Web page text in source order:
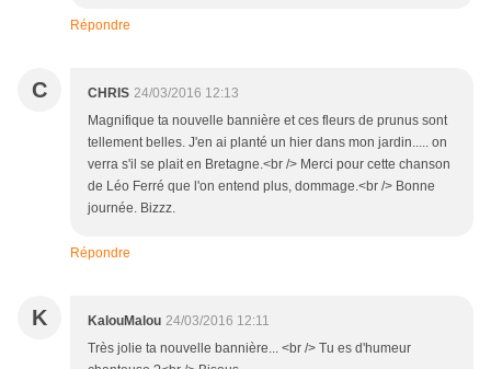
Répondre
C CHRIS 24/03/2016 12:13
Magnifique ta nouvelle bannière et ces fleurs de prunus sont
tellement belles. J'en ai planté un hier dans mon jardin..... on
verra s'il se plait en Bretagne.<br /> Merci pour cette chanson
de Léo Ferré que l'on entend plus, dommage.<br /> Bonne
journée. Bizzz.
Répondre
K KalouMalou 24/03/2016 12:11
Très jolie ta nouvelle bannière... <br /> Tu es d'humeur